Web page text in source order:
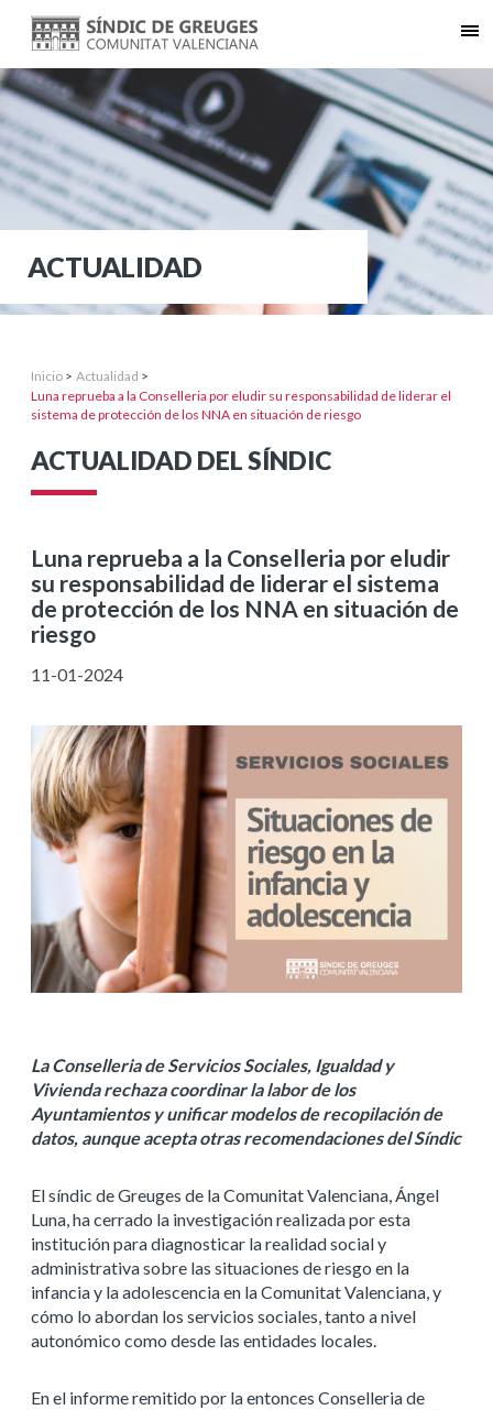
ACTUALIDAD
Inicio > Actualidad >
Luna reprueba a la Conselleria por eludir su responsabilidad de liderar el
sistema de protección de los NNA en situación de riesgo
ACTUALIDAD DEL SÍNDIC
Luna reprueba a la Conselleria por eludir
su responsabilidad de liderar el sistema
de protección de los NNA en situación de
riesgo
11-01-2024
La Conselleria de Servicios Sociales, Igualdad y
Vivienda rechaza coordinar la labor de los
Ayuntamientos y unificar modelos de recopilación de
datos, aunque acepta otras recomendaciones del Síndic
El síndic de Greuges de la Comunitat Valenciana, Ángel
Luna, ha cerrado la investigación realizada por esta
institución para diagnosticar la realidad social y
administrativa sobre las situaciones de riesgo en la
infancia y la adolescencia en la Comunitat Valenciana, y
cómo lo abordan los servicios sociales, tanto a nivel
autonómico como desde las entidades locales.
En el informe remitido por la entonces Conselleria de